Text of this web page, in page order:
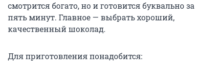
смотрится богато, но и готовится буквально за
пять минут. Главное — выбрать хороший,
качественный шоколад.
Для приготовления понадобится: